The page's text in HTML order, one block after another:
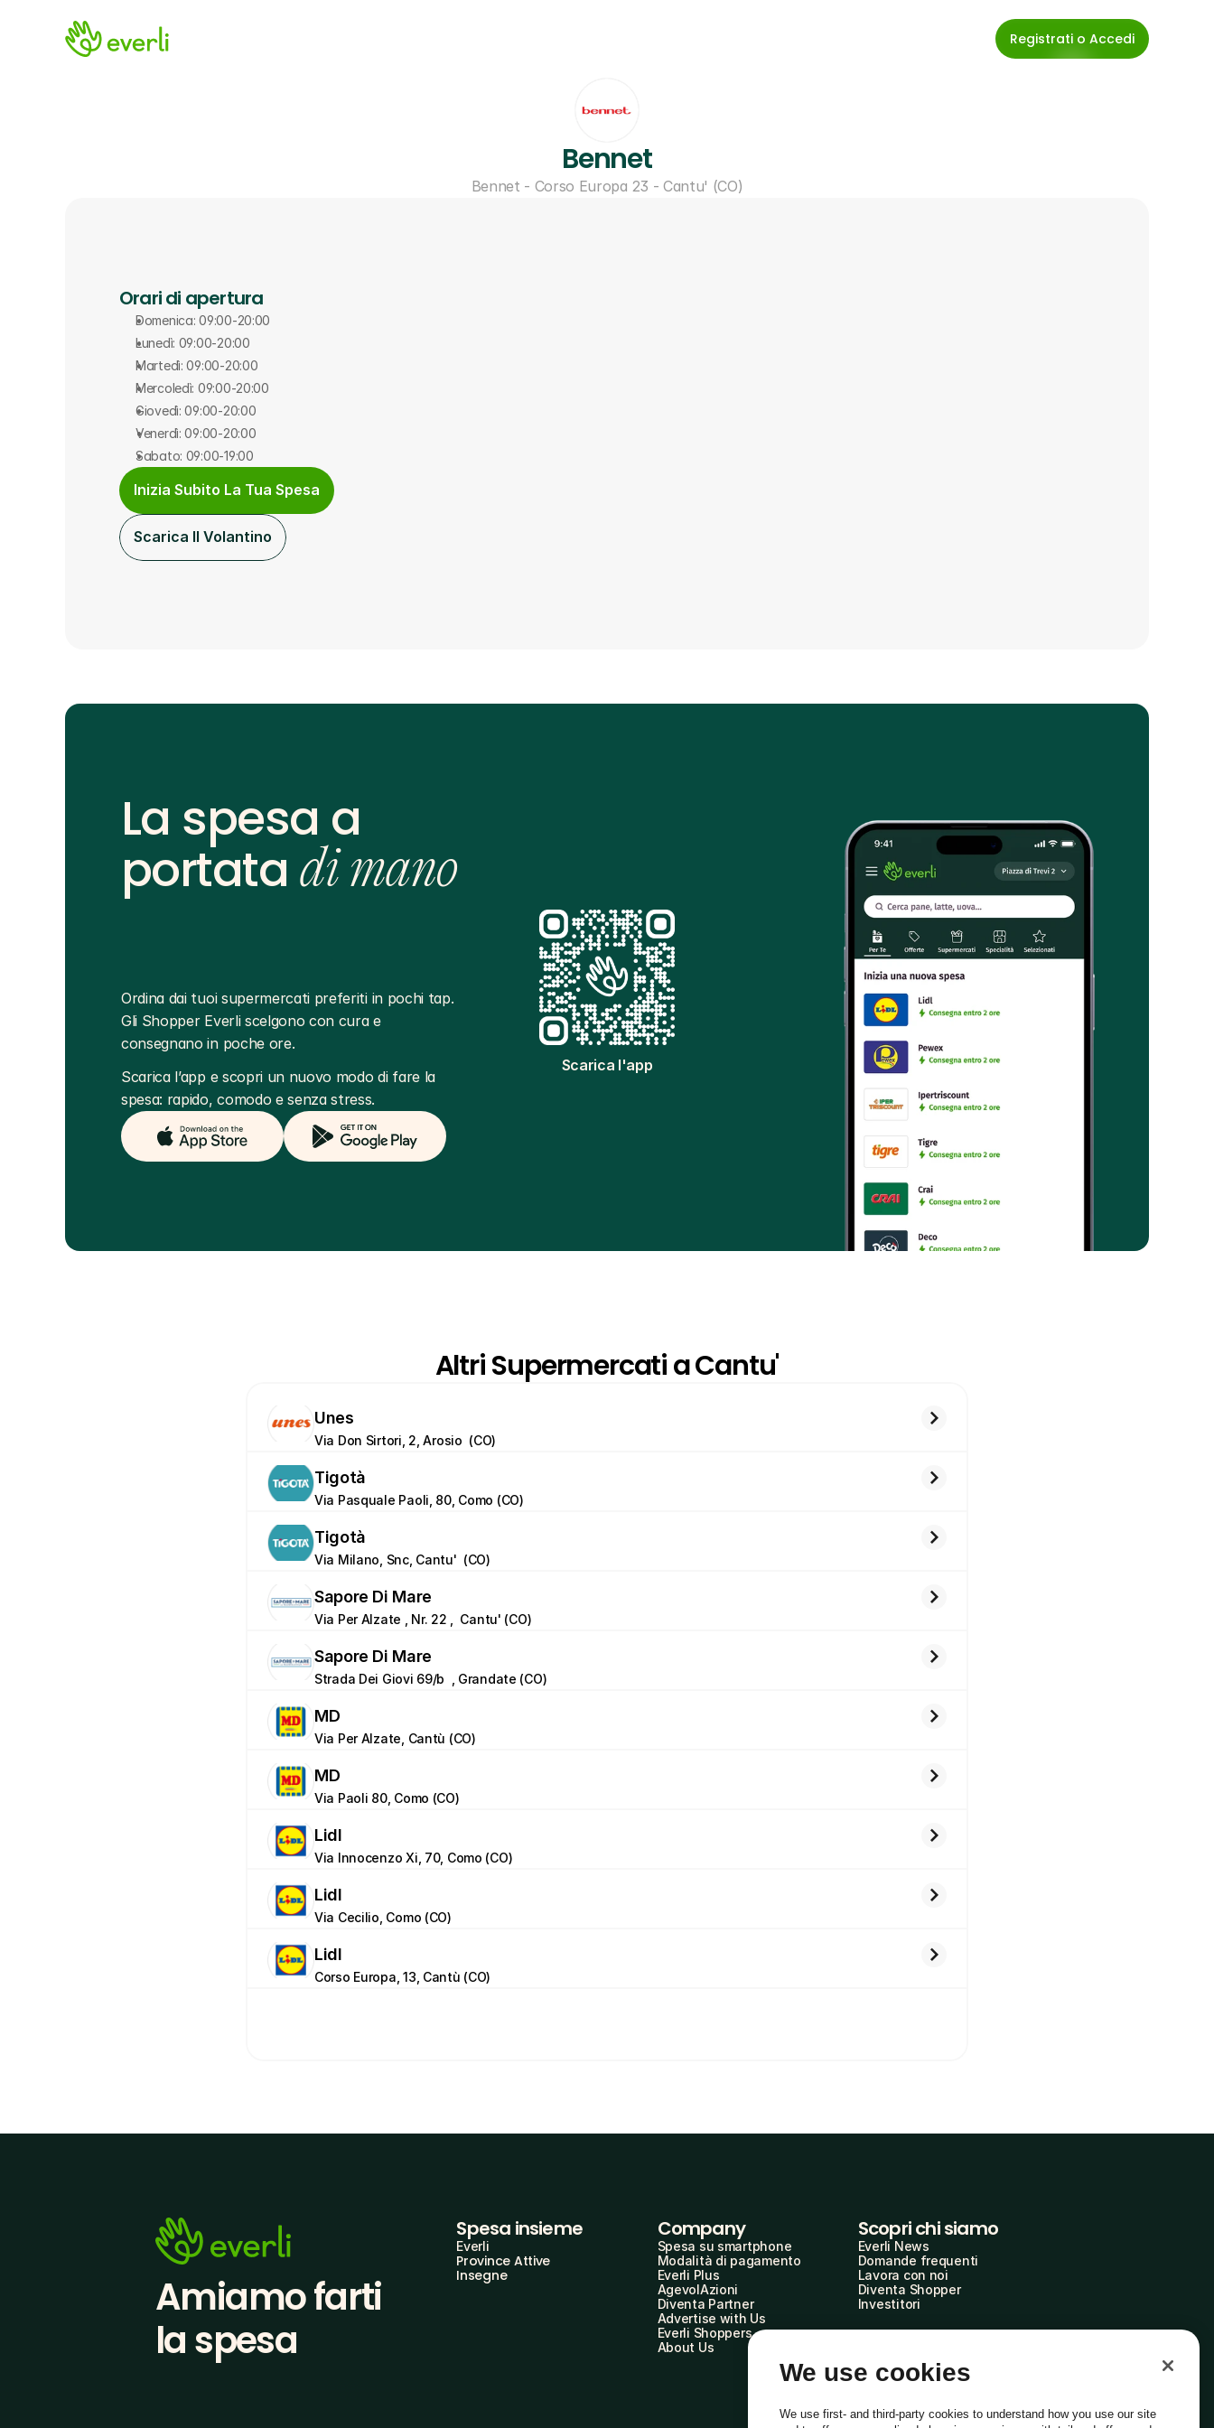
Registrati o Accedi
Bennet
Bennet - Corso Europa 23 - Cantu' (CO)
Orari di apertura
Domenica: 09:00-20:00
Lunedì: 09:00-20:00
Martedì: 09:00-20:00
Mercoledì: 09:00-20:00
Giovedì: 09:00-20:00
Venerdì: 09:00-20:00
Sabato: 09:00-19:00
Inizia Subito La Tua Spesa
Scarica Il Volantino
Scarica l'app
La spesa a
portata di mano
Ordina dai tuoi supermercati preferiti in pochi tap.
Gli Shopper Everli scelgono con cura e
consegnano in poche ore.
Scarica l’app e scopri un nuovo modo di fare la
spesa: rapido, comodo e senza stress.
Altri Supermercati a Cantu'
Unes
Via Don Sirtori, 2, Arosio  (CO)
Tigotà
Via Pasquale Paoli, 80, Como (CO)
Tigotà
Via Milano, Snc, Cantu'  (CO)
Sapore Di Mare
Via Per Alzate , Nr. 22 ,  Cantu' (CO)
Sapore Di Mare
Strada Dei Giovi 69/b  , Grandate (CO)
MD
Via Per Alzate, Cantù (CO)
MD
Via Paoli 80, Como (CO)
Lidl
Via Innocenzo Xi, 70, Como (CO)
Lidl
Via Cecilio, Como (CO)
Lidl
Corso Europa, 13, Cantù (CO)
Amiamo farti
la spesa
Spesa insieme
Everli
Province Attive
Insegne
Company
Spesa su smartphone
Modalità di pagamento
Everli Plus
AgevolAzioni
Diventa Partner
Advertise with Us
Everli Shoppers
About Us
Scopri chi siamo
Everli News
Domande frequenti
Lavora con noi
Diventa Shopper
Investitori
We use cookies
We use first- and third-party cookies to understand how you use our site